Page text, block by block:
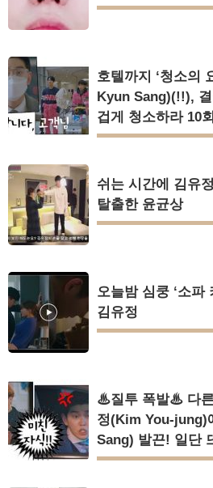
호텔까지 ‘청소의
Kyun Sang)(!!),
겁게 청소하라 10회
쉬는 시간에 김유
탈출한 윤균상
오늘밤 심쿵 ‘소파
김유정
♨질투 폭발♨ 다
정(Kim You-jung)
Sang) 발끈! 일단